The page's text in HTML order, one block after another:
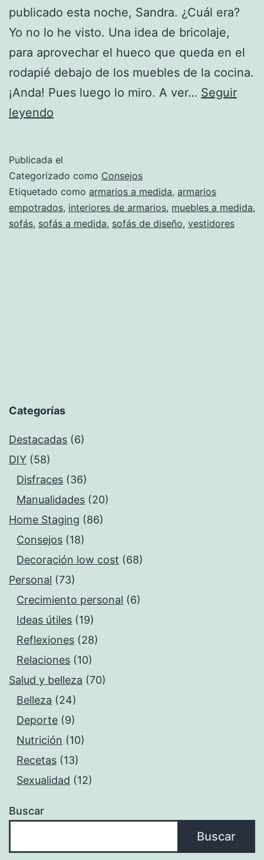
publicado esta noche, Sandra. ¿Cuál era?
Yo no lo he visto. Una idea de bricolaje,
para aprovechar el hueco que queda en el
rodapié debajo de los muebles de la cocina.
¡Anda! Pues luego lo miro. A ver… Seguir
leyendo
el
espacio
al
máximo
Publicada el
Categorizado como Consejos
Etiquetado como armarios a medida, armarios
empotrados, interiores de armarios, muebles a medida,
sofás, sofás a medida, sofás de diseño, vestidores
Categorías
Destacadas (6)
DIY (58)
Disfraces (36)
Manualidades (20)
Home Staging (86)
Consejos (18)
Decoración low cost (68)
Personal (73)
Crecimiento personal (6)
Ideas útiles (19)
Reflexiones (28)
Relaciones (10)
Salud y belleza (70)
Belleza (24)
Deporte (9)
Nutrición (10)
Recetas (13)
Sexualidad (12)
Buscar
Buscar